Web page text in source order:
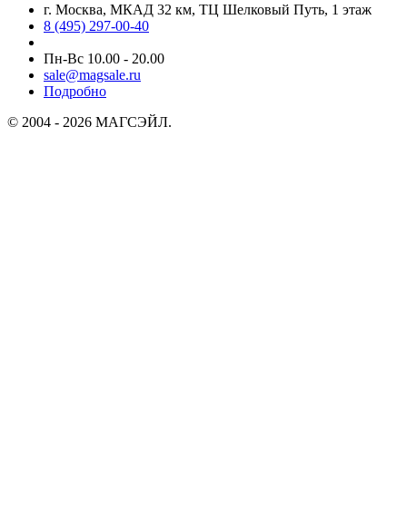
г. Москва, МКАД 32 км, ТЦ Шелковый Путь, 1 этаж
8 (495) 297-00-40
Пн-Вс 10.00 - 20.00
sale@magsale.ru
Подробно
© 2004 - 2026 МАГСЭЙЛ.